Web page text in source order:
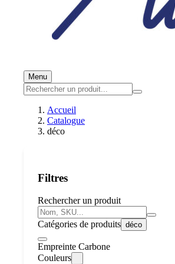
Menu
Accueil
Catalogue
déco
Filtres
Rechercher un produit
Catégories de produits déco
Empreinte Carbone
Couleurs